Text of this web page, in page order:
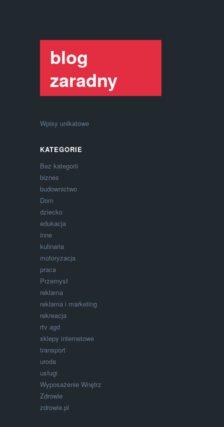
blog
zaradny
Wpisy unikatowe
KATEGORIE
Bez kategorii
biznes
budownictwo
Dom
dziecko
edukacja
inne
kulinaria
motoryzacja
praca
Przemysł
reklama
reklama i marketing
rekreacja
rtv agd
sklepy internetowe
transport
uroda
usługi
Wyposażenie Wnętrz
Zdrowie
zdrowie.pl